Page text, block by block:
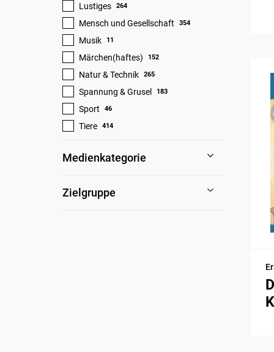
Lustiges 264
Mensch und Gesellschaft 354
Musik 11
Märchen(haftes) 152
Natur & Technik 265
Spannung & Grusel 183
Sport 46
Tiere 414
Medienkategorie
Zielgruppe